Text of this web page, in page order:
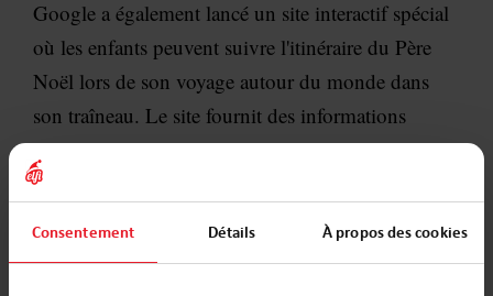
Consentement Détails À propos des cookies
Google a également lancé un site interactif spécial
où les enfants peuvent suivre l'itinéraire du Père
Noël lors de son voyage autour du monde dans
son traîneau. Le site fournit des informations
actualisées sur l'emplacement du Saint. Cependant,
avant que le Père Noël ne fasse son voyage annuel,
la période d'attente pour ce moment commence.